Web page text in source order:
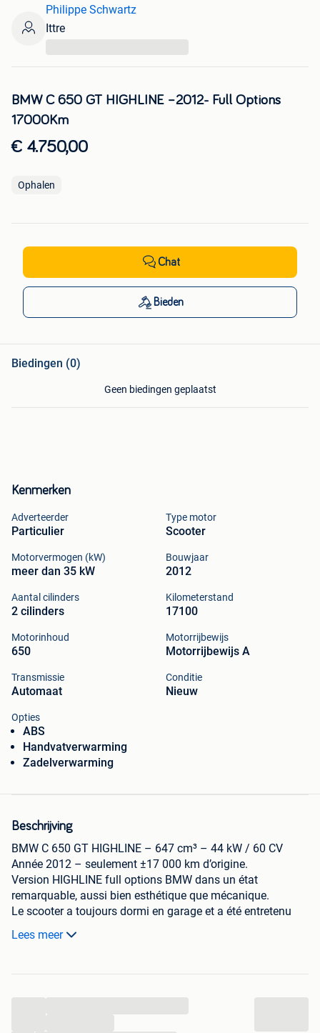
Kenmerken
Adverteerder
Particulier
Type motor
Scooter
Motorvermogen (kW)
meer dan 35 kW
Bouwjaar
2012
Aantal cilinders
2 cilinders
Kilometerstand
17100
Motorinhoud
650
Motorrijbewijs
Motorrijbewijs A
Transmissie
Automaat
Conditie
Nieuw
Opties
ABS
Handvatverwarming
Zadelverwarming
Beschrijving
BMW C 650 GT HIGHLINE – 647 cm³ – 44 kW / 60 CV
Année 2012 – seulement ±17 000 km d’origine.
Version HIGHLINE full options BMW dans un état
remarquable, aussi bien esthétique que mécanique.
Le scooter a toujours dormi en garage et a été entretenu
avec énormément de soin.
Entretien effectué le 28 mai 2026.
Lees meer
BMW C 650 GT HIGHLINE –2012- Full Options
17000Km
€ 4.750,00
Ophalen
Philippe Schwartz
Ittre
Chat
Bieden
Biedingen (0)
Geen biedingen geplaatst